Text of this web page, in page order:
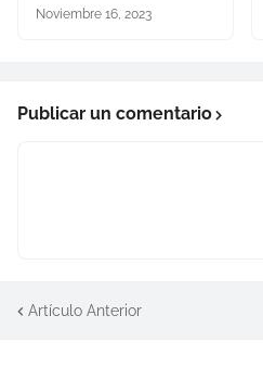
Noviembre 16, 2023
Publicar un comentario
Artículo Anterior